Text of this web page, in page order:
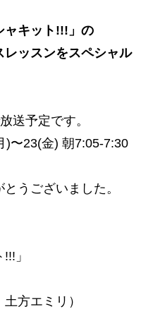
ャキット!!!」の
レッスンをスペシャル
送予定です。
)〜23(金) 朝7:05-7:30
うございました。
」
方エミリ）